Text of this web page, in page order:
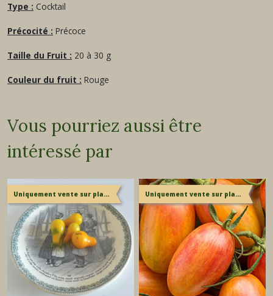
Type : Cocktail
Précocité : Précoce
Taille du Fruit : 20 à 30 g
Couleur du fruit : Rouge
Vous pourriez aussi être
intéressé par
Uniquement vente sur place Uniquement vente sur place